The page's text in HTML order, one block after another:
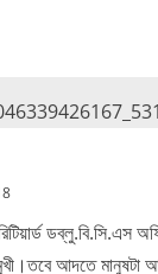
ডব্লু.বি.সি.এস
আদতে